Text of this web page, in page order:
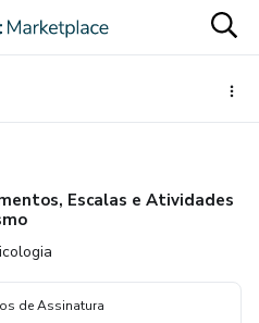
Escalas e Atividades
de Assinatura